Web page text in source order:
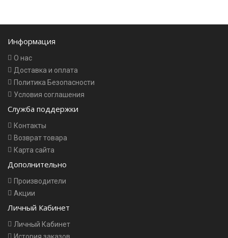
Информация
О нас
Доставка и оплата
Политика Безопасности
Условия соглашения
Служба поддержки
Контакты
Возврат товара
Карта сайта
Дополнительно
Производители
Акции
Личный Кабинет
Личный Кабинет